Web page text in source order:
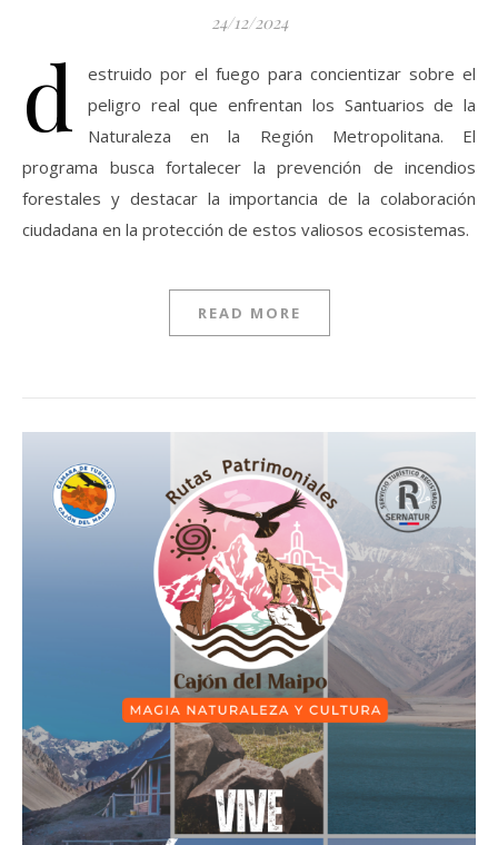
24/12/2024
d
estruido por el fuego para concientizar sobre el
peligro real que enfrentan los Santuarios de la
Naturaleza en la Región Metropolitana. El
programa busca fortalecer la prevención de incendios
forestales y destacar la importancia de la colaboración
ciudadana en la protección de estos valiosos ecosistemas.
READ MORE